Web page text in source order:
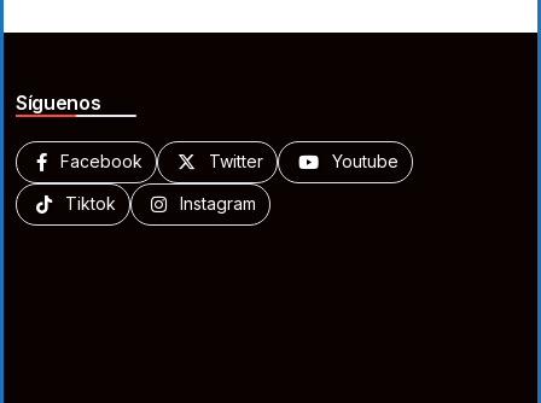
Síguenos
Facebook Twitter Youtube
Tiktok Instagram